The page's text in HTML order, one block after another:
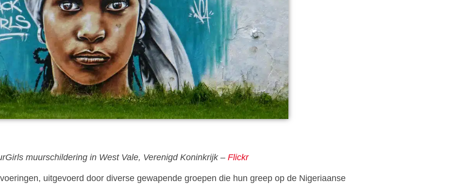
muurschildering in West Vale, Verenigd Koninkrijk – Flickr
uitgevoerd door diverse gewapende groepen die hun greep op de Nigeriaanse